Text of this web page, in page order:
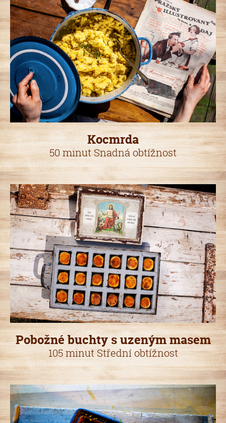
Kocmrda
50 minut Snadná obtížnost
Pobožné buchty s uzeným masem
105 minut Střední obtížnost